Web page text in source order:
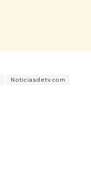
Noticiasdetv.com